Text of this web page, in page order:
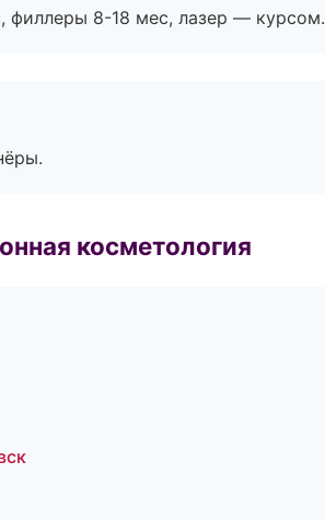
филлеры 8-18 мес, лазер — курсом.
косметология